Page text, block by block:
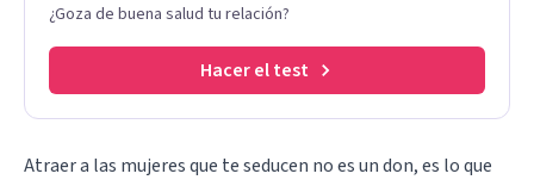
¿Goza de buena salud tu relación?
Hacer el test
Atraer a las mujeres que te seducen no es un don, es lo que